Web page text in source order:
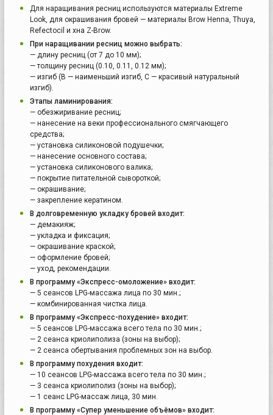
Для наращивания ресниц используются материалы Extreme
Look, для окрашивания бровей — материалы Brow Henna, Thuya,
Refectocil и хна Z-Brow.
При наращивании ресниц можно выбрать:
— длину ресниц (от 7 до 10 мм);
— толщину ресниц (0.10, 0.11, 0.12 мм);
— изгиб (B — наименьший изгиб, C — красивый натуральный
изгиб).
Этапы ламинирования:
— обезжиривание ресниц;
— нанесение на веки профессионального смягчающего
средства;
— установка силиконовой подушечки;
— нанесение основного состава;
— установка силиконового валика;
— покрытие питательной сывороткой;
— окрашивание;
— закрепление кератином.
В долговременную укладку бровей входит:
— демакияж;
— укладка и фиксация;
— окрашивание краской;
— оформление бровей;
— уход, рекомендации.
В программу «Экспресс-омоложение» входит:
— 5 сеансов LPG-массажа лица по 30 мин.;
— комбинированная чистка лица.
В программу «Экспресс-похудение» входит:
— 5 сеансов LPG-массажа всего тела по 30 мин.;
— 2 сеанса криолиполиза (зоны на выбор);
— 2 сеанса обертывания проблемных зон на выбор.
В программу похудения входит:
— 10 сеансов LPG-массажа всего тела по 30 мин.;
— 3 сеанса криолиполиз (зоны на выбор);
— 1 сеанс LPG-массаж лица, 30 мин.
В программу «Супер уменьшение объёмов» входит: